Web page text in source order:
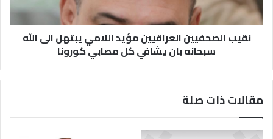
نقيب الصحفيين العراقيين مؤيد اللامي يبتهل الى الله
سبحانه بان يشافي كل مصابي كورونا
مقالات ذات صلة